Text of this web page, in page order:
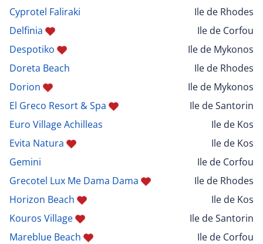
Cyprotel Faliraki
Ile de Rhodes
Delfinia
Ile de Corfou
Despotiko
Ile de Mykonos
Doreta Beach
Ile de Rhodes
Dorion
Ile de Mykonos
El Greco Resort & Spa
Ile de Santorin
Euro Village Achilleas
Ile de Kos
Evita Natura
Ile de Kos
Gemini
Ile de Corfou
Grecotel Lux Me Dama Dama
Ile de Rhodes
Horizon Beach
Ile de Kos
Kouros Village
Ile de Santorin
Mareblue Beach
Ile de Corfou